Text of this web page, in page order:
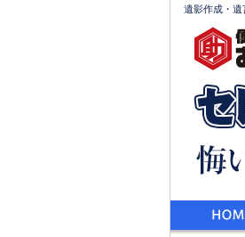
遺影作成・